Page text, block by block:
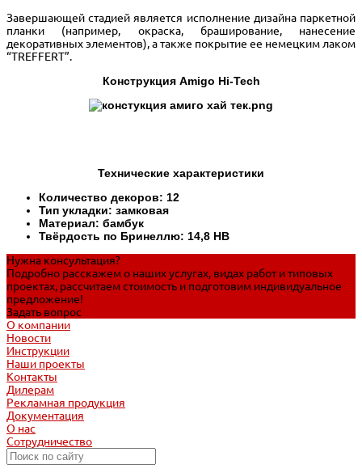
Завершающей стадией является исполнение дизайна паркетной
планки (например, окраска, браширование, нанесение
декоративных элементов), а также покрытие ее немецким лаком
“TREFFERT”.
Конструкция Amigo Hi-Tech
Технические характеристики
Количество декоров: 12
Тип укладки: замковая
Материал: бамбук
Твёрдость по Бринеллю: 14,8 HB
Нужна консультация?
Подробно расскажем о наших услугах, видах работ и типовых
проектах, рассчитаем стоимость и подготовим индивидуальное
предложение!
Задать вопрос
О компании
Новости
Инструкции
Наши проекты
Контакты
Дилерам
Рекламная продукция
Документация
О нас
Сотрудничество